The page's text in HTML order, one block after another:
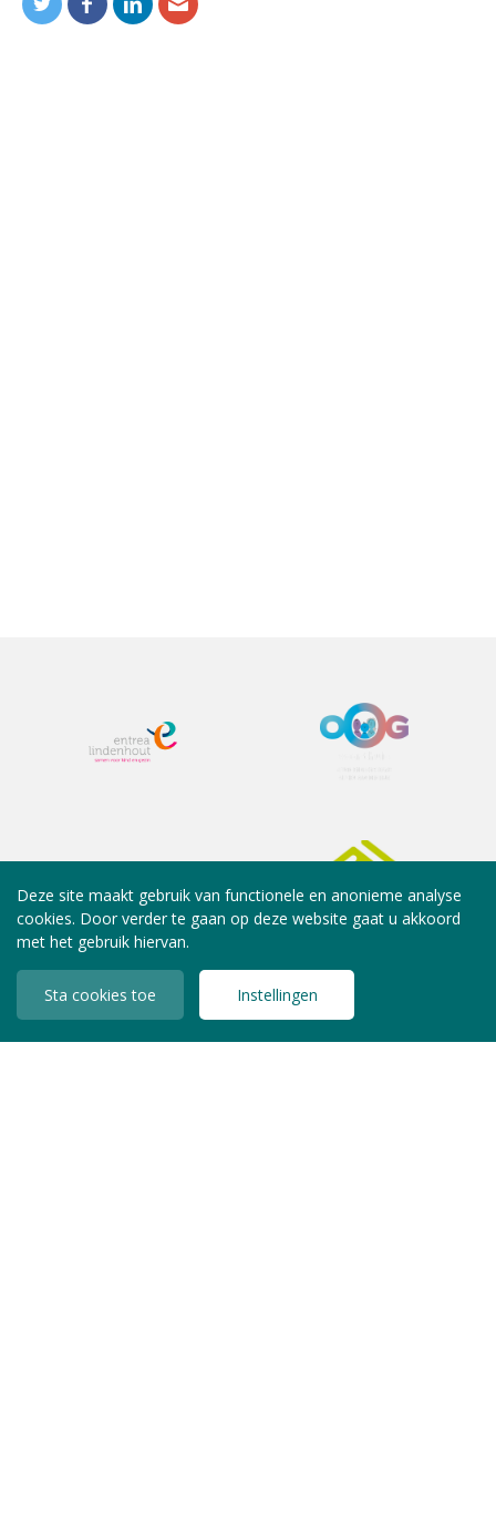
Deze site maakt gebruik van functionele en anonieme analyse
cookies. Door verder te gaan op deze website gaat u akkoord
met het gebruik hiervan.
Sta cookies toe Instellingen